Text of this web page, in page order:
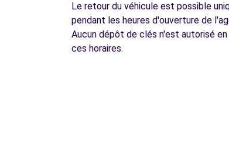
Le retour du véhicule est possible
pendant les heures d'ouverture de
Aucun dépôt de clés n'est autorisé
ces horaires.